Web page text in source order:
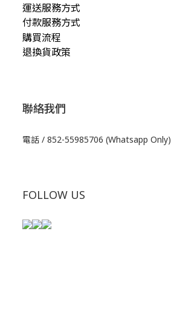
運送服務方式
付款服務方式
購買流程
退換貨政策
聯絡我們
電話 / 852-55985706 (Whatsapp Only)
FOLLOW US